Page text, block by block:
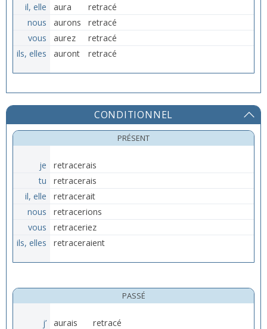
il, elle
aura
retracé
nous
aurons
retracé
vous
aurez
retracé
ils, elles
auront retracé
CONDITIONNEL
PRÉSENT
je
retracerais
tu
retracerais
il, elle
retracerait
nous
retracerions
vous
retraceriez
ils, elles
retraceraient
PASSÉ
j’ aurais
retracé